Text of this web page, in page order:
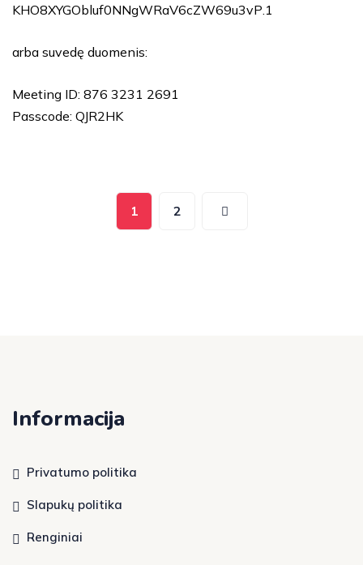
KHO8XYGObluf0NNgWRaV6cZW69u3vP .1
arba suvedę duomenis:
Meeting ID: 876 3231 2691
Passcode: QJR2HK
1 2
Informacija
Privatumo politika
Slapukų politika
Renginiai